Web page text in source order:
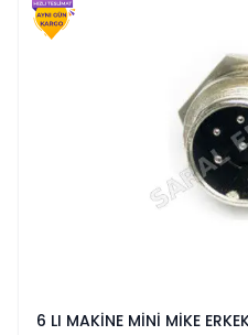
6 LI MAKİNE MİNİ MİKE